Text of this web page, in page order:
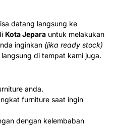
datang langsung ke
Kota Jepara untuk melakukan
inginkan (jika ready stock)
di tempat kami juga.
anda.
furniture saat ingin
dengan kelembaban